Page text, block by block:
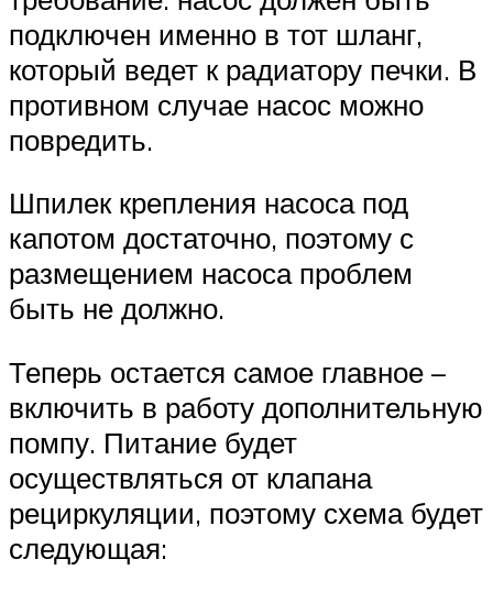
подключен именно в тот шланг,
который ведет к радиатору печки. В
противном случае насос можно
повредить.
Шпилек крепления насоса под
капотом достаточно, поэтому с
размещением насоса проблем
быть не должно.
Теперь остается самое главное –
включить в работу дополнительную
помпу. Питание будет
осуществляться от клапана
рециркуляции, поэтому схема будет
следующая: